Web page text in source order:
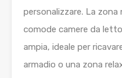
personalizzare. La
comode camere da
ampia, ideale per
armadio o una zona